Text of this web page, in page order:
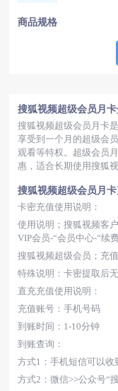
商品规格
搜狐视频超级会员月
搜狐视频超级会员月卡
享受到一个月的超级会
观看等特权。超级会员
惠，适合长期使用搜狐
搜狐视频超级会员月卡
卡密充值使用说明：
使用说明；搜狐视频客
VIP会员-“会员中心-“续
搜狐视频超级会员；充
特殊说明：卡密提取后
直充充值使用说明：
充值账号：手机号码
到账时间：1-10分钟
到账查询：
方式1：手机短信可以收
方式2：微信>>公众号“